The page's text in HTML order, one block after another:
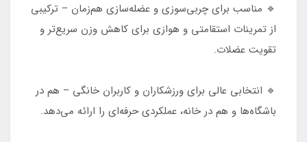
🔹 مناسب برای چربی‌سوزی و عضله‌سازی هم‌زمان – ترکیبی
از تمرینات استقامتی و هوازی برای کاهش وزن سریع‌تر و
تقویت عضلات.
🔹 انتخابی عالی برای ورزشکاران و کاربران خانگی – هم در
باشگاه‌ها و هم در خانه، عملکردی حرفه‌ای را ارائه می‌دهد.